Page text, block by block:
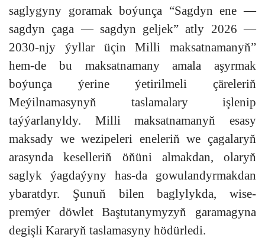
saglygyny goramak boýunça “Sagdyn ene —
sagdyn çaga — sagdyn geljek” atly 2026 —
2030-njy ýyllar üçin Milli maksatnamanyň”
hem-de bu maksatnamany amala aşyrmak
boýunça ýerine ýetirilmeli çäreleriň
Meýilnamasynyň taslamalary işlenip
taýýarlanyldy. Milli maksatnamanyň esasy
maksady we wezipeleri eneleriň we çagalaryň
arasynda keselleriň öňüni almakdan, olaryň
saglyk ýagdaýyny has-da gowulandyrmakdan
ybaratdyr. Şunuň bilen baglylykda, wise-
premýer döwlet Baştutanymyzyň garamagyna
degişli Kararyň taslamasyny hödürledi.